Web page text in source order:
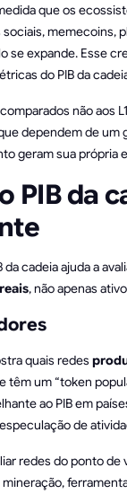
que os
sociais, memecoins,
se expande. Esse
do PIB da
não aos
dependem de um
geram sua própria
PIB da
cadeia ajuda a
, não apenas
quais redes
têm um “token
ao PIB em
de
redes do ponto